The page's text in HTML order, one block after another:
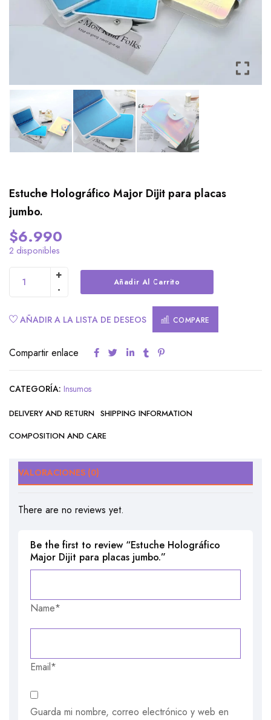
Estuche Holográfico Major Dijit para placas
jumbo.
$6.990
2 disponibles
Añadir Al Carrito
AÑADIR A LA LISTA DE DESEOS COMPARE
Compartir enlace
CATEGORÍA: Insumos
DELIVERY AND RETURN SHIPPING INFORMATION
COMPOSITION AND CARE
VALORACIONES (0)
There are no reviews yet.
Be the first to review “Estuche Holográfico
Major Dijit para placas jumbo.”
Name*
Email*
Guarda mi nombre, correo electrónico y web en